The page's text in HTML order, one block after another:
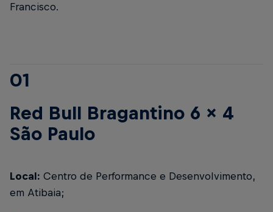
Francisco.
01
Red Bull Bragantino 6 x 4
São Paulo
Local: Centro de Performance e Desenvolvimento,
em Atibaia;